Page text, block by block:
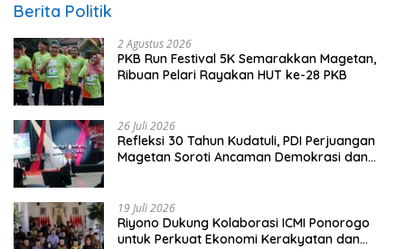
Berita Politik
2 Agustus 2026
PKB Run Festival 5K Semarakkan Magetan,
Ribuan Pelari Rayakan HUT ke-28 PKB
26 Juli 2026
Refleksi 30 Tahun Kudatuli, PDI Perjuangan
Magetan Soroti Ancaman Demokrasi dan
19 Juli 2026
Riyono Dukung Kolaborasi ICMI Ponorogo
untuk Perkuat Ekonomi Kerakyatan dan